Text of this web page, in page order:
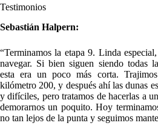
Testimonios
Sebastián Halpern:
“Terminamos la etapa 9. Linda
navegar. Si bien siguen siendo todas
esta era un poco más corta.
kilómetro 200, y después ahí las dunas
y difíciles, pero tratamos de hacerlas a
demorarnos un poquito. Hoy
no tan lejos de la punta y seguimos